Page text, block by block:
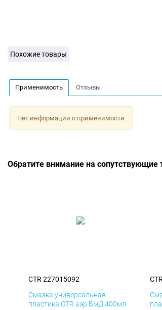
Похожие товары
Применимость Отзывы
Нет информации о применимости
Обратите внимание на сопутствующие
CTR 227015092
Смазка универсальная
пластика CTR аэр БмД 400мл